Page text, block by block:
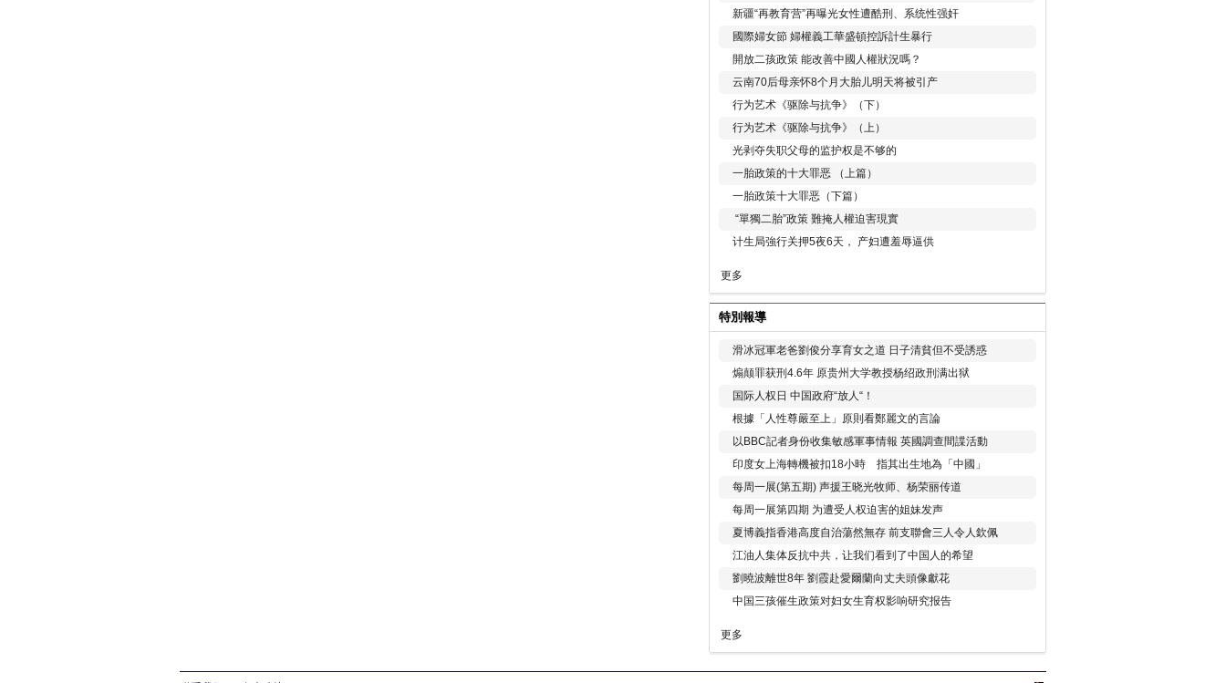
新疆“再教育营”再曝光女性遭酷刑、系统性强奸
國際婦女節 婦權義工華盛頓控訴計生暴行
開放二孩政策 能改善中國人權狀況嗎？
云南70后母亲怀8个月大胎儿明天将被引产
行为艺术《驱除与抗争》（下）
行为艺术《驱除与抗争》（上）
光剥夺失职父母的监护权是不够的
一胎政策的十大罪恶 （上篇）
一胎政策十大罪恶（下篇）
“單獨二胎”政策 難掩人權迫害現實
计生局強行关押5夜6天， 产妇遭羞辱逼供
更多
特別報導
滑冰冠軍老爸劉俊分享育女之道 日子清貧但不受誘惑
煽颠罪获刑4.6年 原贵州大学教授杨绍政刑满出狱
国际人权日 中国政府“放人“！
根據「人性尊嚴至上」原則看鄭麗文的言論
以BBC記者身份收集敏感軍事情報 英國調查間諜活動
印度女上海轉機被扣18小時 指其出生地為「中國」
每周一展(第五期) 声援王晓光牧师、杨荣丽传道
每周一展第四期 为遭受人权迫害的姐妹发声
夏博義指香港高度自治蕩然無存 前支聯會三人令人欽佩
江油人集体反抗中共，让我们看到了中国人的希望
劉曉波離世8年 劉霞赴愛爾蘭向丈夫頭像獻花
中国三孩催生政策对妇女生育权影响研究报告
更多